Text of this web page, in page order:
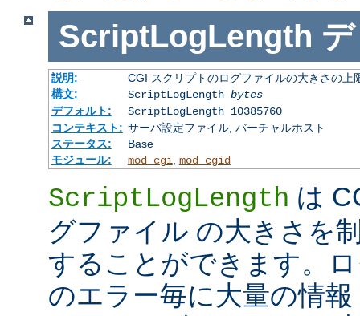
ScriptLogLength
説明:
CGI スクリプトのログファイルの大きさの上
構文:
ScriptLogLength bytes
デフォルト:
ScriptLogLength 10385760
コンテキスト: サーバ設定ファイル, バーチャルホスト
ステータス:
Base
モジュール:
mod_cgi mod_cgid
ScriptLogLength は
グファイル の大きさを
することができます。
のエラー毎に大量の情